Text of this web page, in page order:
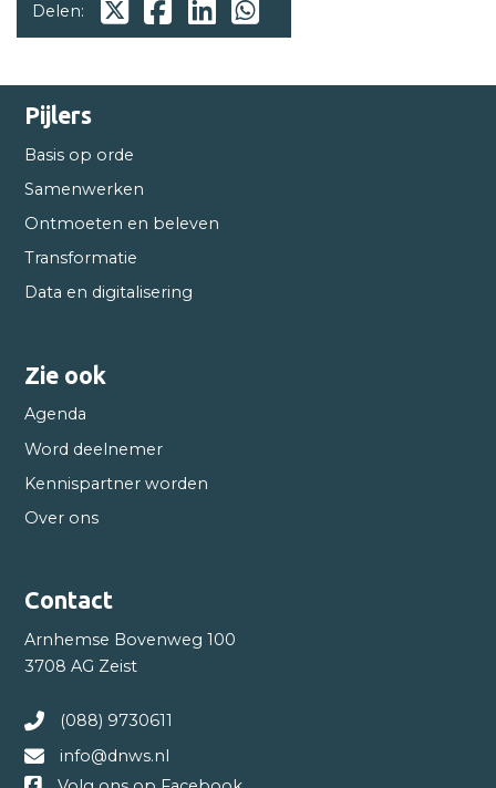
Delen:
Pijlers
Basis op orde
Samenwerken
Ontmoeten en beleven
Transformatie
Data en digitalisering
Zie ook
Agenda
Word deelnemer
Kennispartner worden
Over ons
Contact
Arnhemse Bovenweg 100
3708 AG Zeist
(088) 9730611
info@dnws.nl